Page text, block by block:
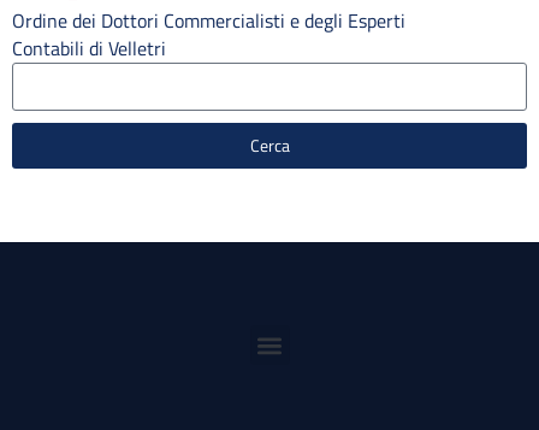
Ordine dei Dottori Commercialisti e degli Esperti
Contabili di Velletri
Cerca